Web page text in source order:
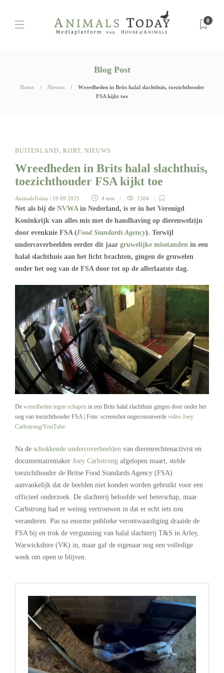
0
Blog Post
Home Nieuws
Wreedheden in Brits halal slachthuis, toezichthouder
FSA kijkt toe
BUITENLAND, KORT, NIEUWS
Wreedheden in Brits halal slachthuis,
toezichthouder FSA kijkt toe
AnimalsToday | 19 09 2025 4 min 1504
Net als bij de NVWAin Nederland, is er in het Verenigd
Koninkrijk van alles mis met de handhaving op dierenwelzijn
door evenknie FSA (Food Standards Agency). Terwijl
undercoverbeelden eerder dit jaar gruwelijke misstanden in een
halal slachthuis aan het licht brachten, gingen de gruwelen
onder het oog van de FSA door tot op de allerlaatste dag.
De wreedheden tegen schapen in een Brits halal slachthuis gingen door onder het
oog van toezichthouder FSA | Foto: screenshot ongecensureerde video Joey
Carbstrong/YouTube
Na de schokkende undercoverbeelden van dierenrechtenactivist en
documentairemaker Joey Carbstrong afgelopen maart, stelde
toezichthouder de Britse Food Standards Agency (FSA)
aanvankelijk dat de beelden niet konden worden gebruikt voor een
officieel onderzoek. De slachterij beloofde wel beterschap, maar
Carbstrong had er weinig vertrouwen in dat er echt iets zou
veranderen. Pas na enorme publieke verontwaardiging draaide de
FSA bij en trok de vergunning van halal slachterij T&S in Arley,
Warwickshire (VK) in, maar gaf de eigenaar nog een volledige
week om open te blijven.